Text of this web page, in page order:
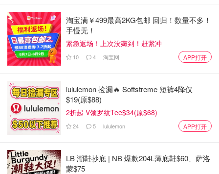
淘宝满￥499最高2KG包邮 回归！数量不多！
手慢无！
紧急返场！上次没薅到！赶紧冲
10 4 淘宝网 APP打开
lululemon 捡漏🔥 Softstreme 短裤4降仅
$19(原$88)
2折起 V领罗纹Tee$34(原$68)
24 5 lululemon APP打开
LB 潮鞋抄底 | NB 爆款204L薄底鞋$60、萨洛
蒙$75